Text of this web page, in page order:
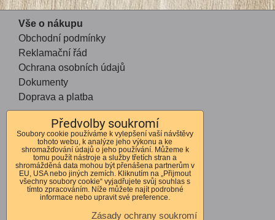
Vše o nákupu
Obchodní podmínky
Reklamační řád
Ochrana osobních údajů
Dokumenty
Doprava a platba
Kontakt
Andrea Mohauptová
Kvítkov 56
Česká Lípa
470 01
Předvolby soukromí
Soubory cookie používáme k vylepšení vaší návštěvy
tohoto webu, k analýze jeho výkonu a ke
shromažďování údajů o jeho používání. Můžeme k
tomu použít nástroje a služby třetích stran a
shromážděná data mohou být přenášena partnerům v
EU, USA nebo jiných zemích. Kliknutím na „Přijmout
všechny soubory cookie“ vyjadřujete svůj souhlas s
tímto zpracováním. Níže můžete najít podrobné
informace nebo upravit své preference.
Zásady ochrany soukromí